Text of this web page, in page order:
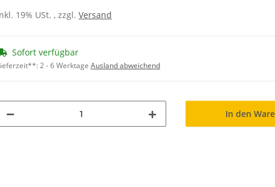
19% USt. , zzgl. Versand
Sofort verfügbar
2 - 6 Werktage Ausland abweichend
In den